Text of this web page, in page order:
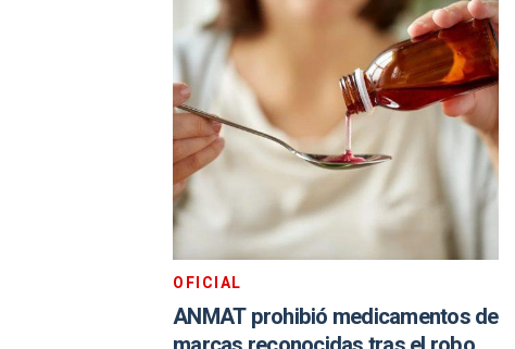
OFICIAL
ANMAT prohibió medicamentos de